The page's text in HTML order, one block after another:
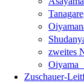
zweites
Oiyama
Zuschauer-